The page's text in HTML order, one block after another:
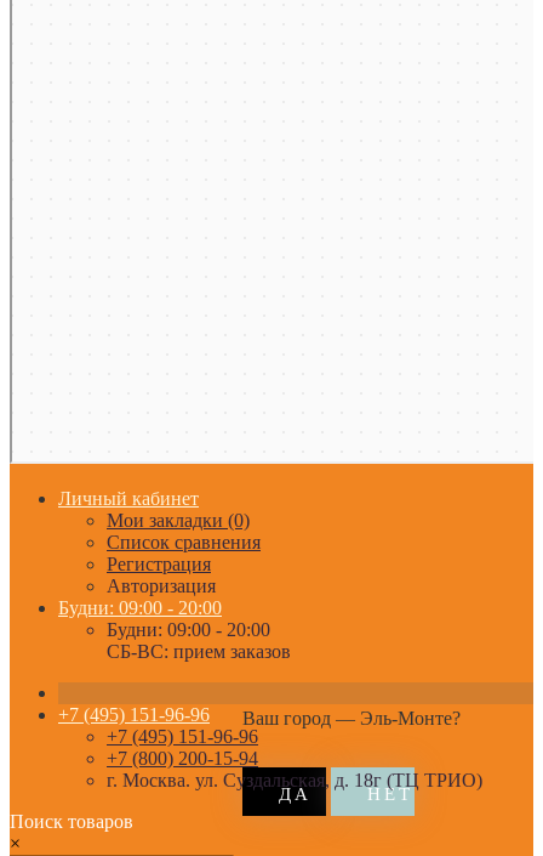
Личный кабинет
Мои закладки (0)
Список сравнения
Регистрация
Авторизация
Будни: 09:00 - 20:00
Будни: 09:00 - 20:00
СБ-ВС: прием заказов
Ваш город — Эль-Монте?
+7 (495) 151-96-96
+7 (495) 151-96-96
+7 (800) 200-15-94
г. Москва. ул. Суздальская, д. 18г (ТЦ ТРИО)
Поиск товаров
×